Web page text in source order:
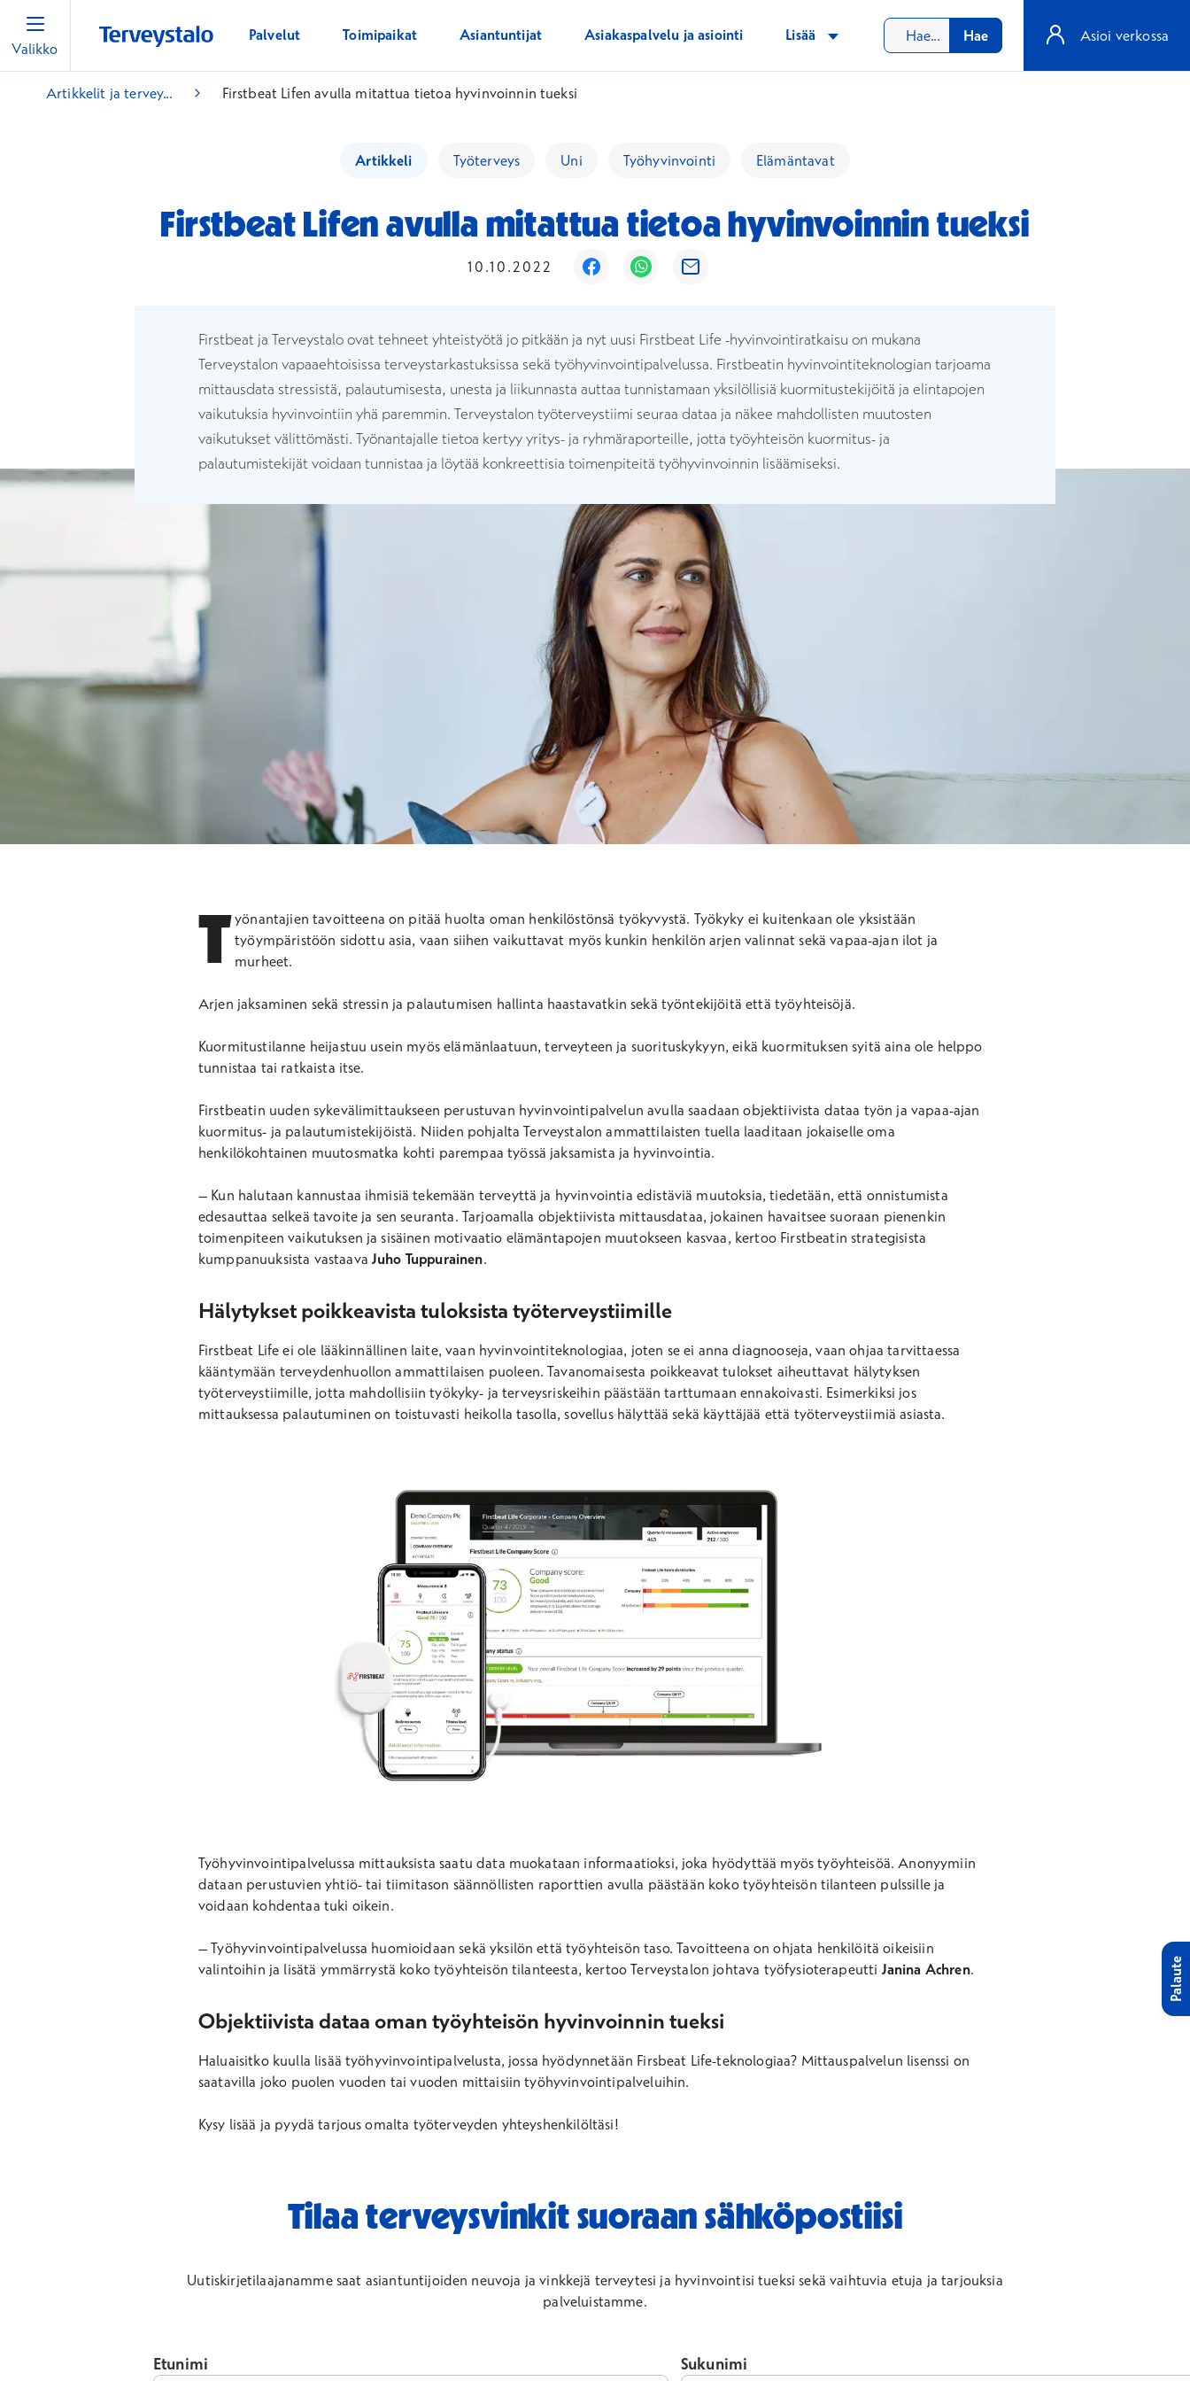
Valikko
Palvelut Toimipaikat Asiantuntijat Asiakaspalvelu ja asiointi Lisää Hae Asioi verkossa
Artikkelit ja tervey... Firstbeat Lifen avulla mitattua tietoa hyvinvoinnin tueksi
Artikkeli Työterveys Uni Työhyvinvointi Elämäntavat
Firstbeat Lifen avulla mitattua tietoa hyvinvoinnin tueksi
10.10.2022 Avautuu uuteen ikkunaan
Avautuu uuteen ikkunaan
Avautuu uuteen ikkunaan
Firstbeat ja Terveystalo ovat tehneet yhteistyötä jo pitkään ja nyt uusi Firstbeat Life -hyvinvointiratkaisu on mukana
Terveystalon vapaaehtoisissa terveystarkastuksissa sekä työhyvinvointipalvelussa. Firstbeatin hyvinvointiteknologian tarjoama
mittausdata stressistä, palautumisesta, unesta ja liikunnasta auttaa tunnistamaan yksilöllisiä kuormitustekijöitä ja elintapojen
vaikutuksia hyvinvointiin yhä paremmin. Terveystalon työterveystiimi seuraa dataa ja näkee mahdollisten muutosten
vaikutukset välittömästi. Työnantajalle tietoa kertyy yritys- ja ryhmäraporteille, jotta työyhteisön kuormitus- ja
palautumistekijät voidaan tunnistaa ja löytää konkreettisia toimenpiteitä työhyvinvoinnin lisäämiseksi.
T yönantajien tavoitteena on pitää huolta oman henkilöstönsä työkyvystä. Työkyky ei kuitenkaan ole yksistään
työympäristöön sidottu asia, vaan siihen vaikuttavat myös kunkin henkilön arjen valinnat sekä vapaa-ajan ilot ja
murheet.
Arjen jaksaminen sekä stressin ja palautumisen hallinta haastavatkin sekä työntekijöitä että työyhteisöjä.
Kuormitustilanne heijastuu usein myös elämänlaatuun, terveyteen ja suorituskykyyn, eikä kuormituksen syitä aina ole helppo
tunnistaa tai ratkaista itse.
Firstbeatin uuden sykevälimittaukseen perustuvan hyvinvointipalvelun avulla saadaan objektiivista dataa työn ja vapaa-ajan
kuormitus- ja palautumistekijöistä. Niiden pohjalta Terveystalon ammattilaisten tuella laaditaan jokaiselle oma
henkilökohtainen muutosmatka kohti parempaa työssä jaksamista ja hyvinvointia.
– Kun halutaan kannustaa ihmisiä tekemään terveyttä ja hyvinvointia edistäviä muutoksia, tiedetään, että onnistumista
edesauttaa selkeä tavoite ja sen seuranta. Tarjoamalla objektiivista mittausdataa, jokainen havaitsee suoraan pienenkin
toimenpiteen vaikutuksen ja sisäinen motivaatio elämäntapojen muutokseen kasvaa, kertoo Firstbeatin strategisista
kumppanuuksista vastaavaJuho Tuppurainen.
Hälytykset poikkeavista tuloksista työterveystiimille
Firstbeat Life ei ole lääkinnällinen laite, vaan hyvinvointiteknologiaa, joten se ei anna diagnooseja, vaan ohjaa tarvittaessa
kääntymään terveydenhuollon ammattilaisen puoleen. Tavanomaisesta poikkeavat tulokset aiheuttavat hälytyksen
työterveystiimille, jotta mahdollisiin työkyky- ja terveysriskeihin päästään tarttumaan ennakoivasti. Esimerkiksi jos
mittauksessa palautuminen on toistuvasti heikolla tasolla, sovellus hälyttää sekä käyttäjää että työterveystiimiä asiasta.
Työhyvinvointipalvelussa mittauksista saatu data muokataan informaatioksi, joka hyödyttää myös työyhteisöä. Anonyymiin
dataan perustuvien yhtiö- tai tiimitason säännöllisten raporttien avulla päästään koko työyhteisön tilanteen pulssille ja
voidaan kohdentaa tuki oikein.
– Työhyvinvointipalvelussa huomioidaan sekä yksilön että työyhteisön taso. Tavoitteena on ohjata henkilöitä oikeisiin
valintoihin ja lisätä ymmärrystä koko työyhteisön tilanteesta, kertoo Terveystalon johtava työfysioterapeutti Janina Achren.
Objektiivista dataa oman työyhteisön hyvinvoinnin tueksi
Haluaisitko kuulla lisää työhyvinvointipalvelusta, jossa hyödynnetään Firsbeat Life-teknologiaa? Mittauspalvelun lisenssi on
saatavilla joko puolen vuoden tai vuoden mittaisiin työhyvinvointipalveluihin.
Kysy lisää ja pyydä tarjous omalta työterveyden yhteyshenkilöltäsi!
Tilaa terveysvinkit suoraan sähköpostiisi
Uutiskirjetilaajanamme saat asiantuntijoiden neuvoja ja vinkkejä terveytesi ja hyvinvointisi tueksi sekä vaihtuvia etuja ja tarjouksia
palveluistamme.
Etunimi Sukunimi
Palaute